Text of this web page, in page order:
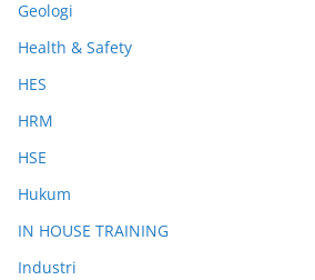
Geologi
Health & Safety
HES
HRM
HSE
Hukum
IN HOUSE TRAINING
Industri